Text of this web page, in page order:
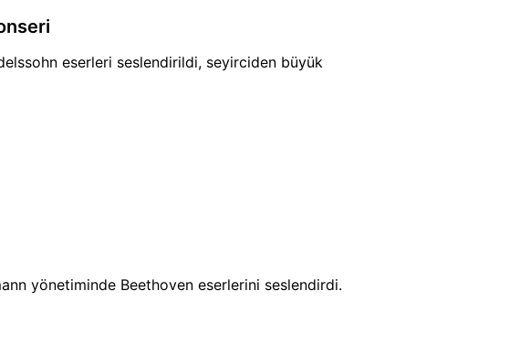
eserleri seslendirildi, seyirciden büyük
yönetiminde Beethoven eserlerini seslendirdi.